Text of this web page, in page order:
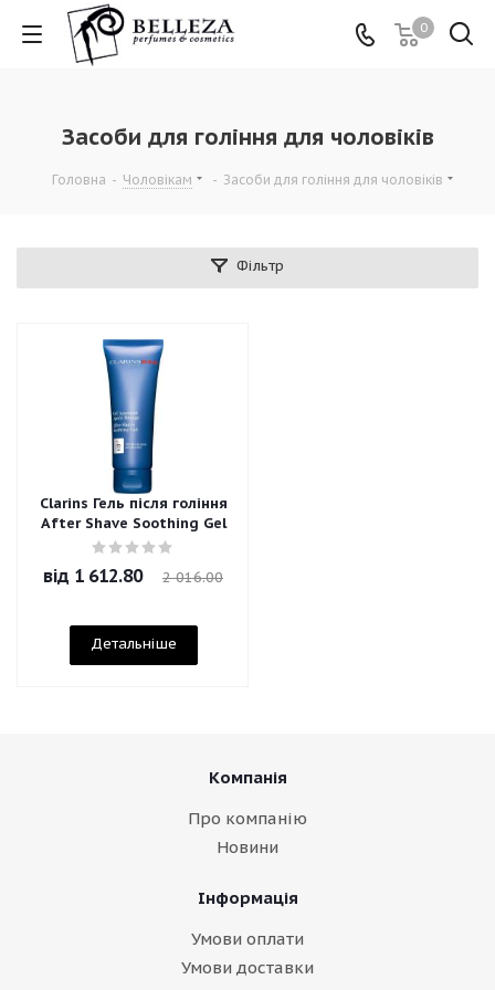
0
Засоби для гоління для чоловіків
Головна - Чоловікам - Засоби для гоління для чоловіків
Фільтр
Clarins Гель після гоління
After Shave Soothing Gel
від 1 612.80 2 016.00
Детальніше
Компанія
Про компанію
Новини
Інформація
Умови оплати
Умови доставки